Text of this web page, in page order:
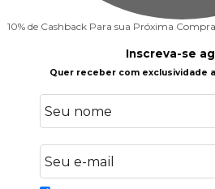
10% de Cashback Para sua Próxima
Inscreva-se
Quer receber com exclusividade